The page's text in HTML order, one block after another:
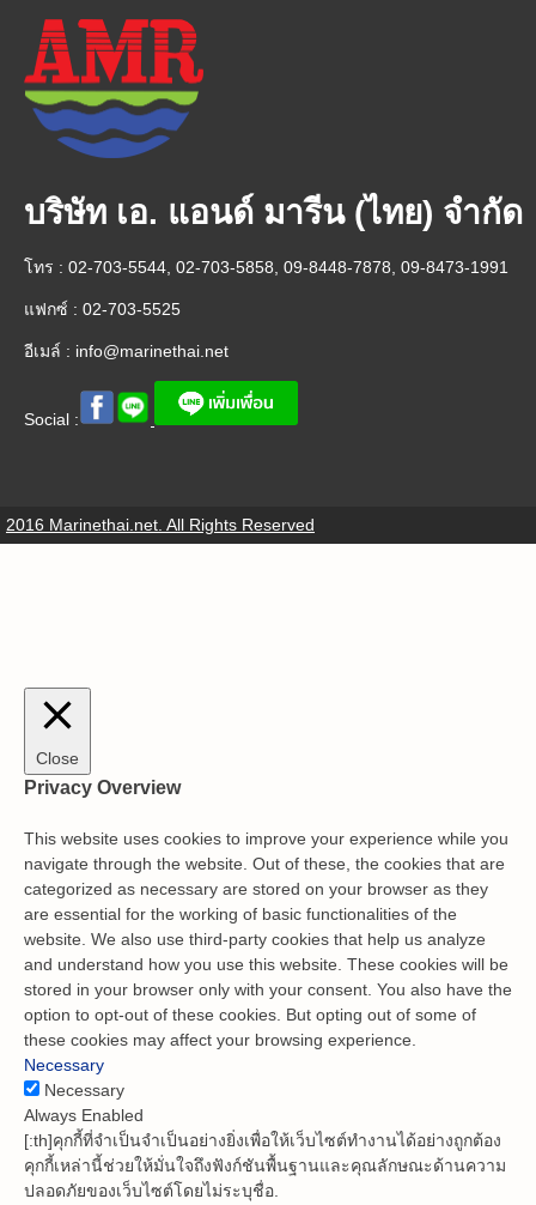
บริษัท เอ. แอนด์ มารีน (ไทย) จำกัด
โทร : 02-703-5544, 02-703-5858, 09-8448-7878, 09-8473-1991
แฟกซ์ : 02-703-5525
อีเมล์ : info@marinethai.net
Social :
2016 Marinethai.net. All Rights Reserved
Close
Privacy Overview
This website uses cookies to improve your experience while you
navigate through the website. Out of these, the cookies that are
categorized as necessary are stored on your browser as they
are essential for the working of basic functionalities of the
website. We also use third-party cookies that help us analyze
and understand how you use this website. These cookies will be
stored in your browser only with your consent. You also have the
option to opt-out of these cookies. But opting out of some of
these cookies may affect your browsing experience.
Necessary
Necessary
Always Enabled
[:th]คุกกี้ที่จำเป็นจำเป็นอย่างยิ่งเพื่อให้เว็บไซต์ทำงานได้อย่างถูกต้อง
คุกกี้เหล่านี้ช่วยให้มั่นใจถึงฟังก์ชันพื้นฐานและคุณลักษณะด้านความ
ปลอดภัยของเว็บไซต์โดยไม่ระบุชื่อ.